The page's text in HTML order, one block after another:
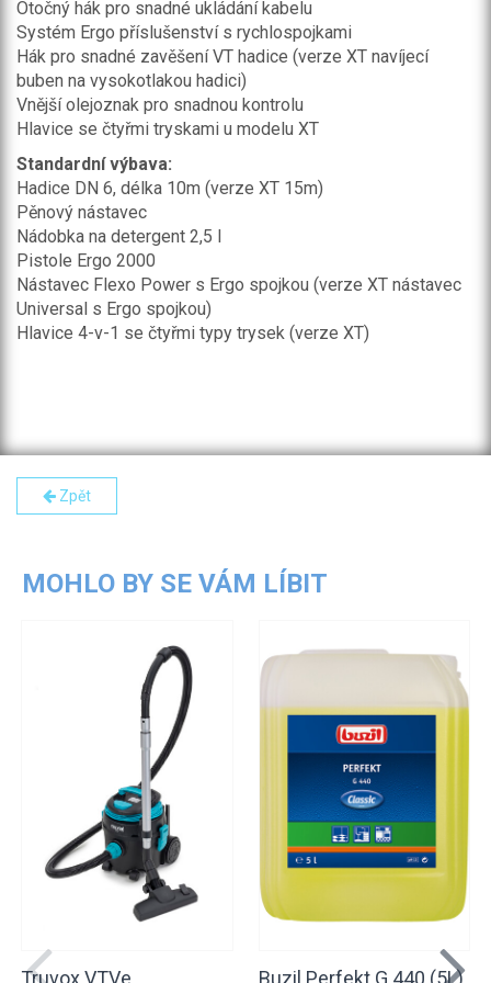
Otočný hák pro snadné ukládání kabelu
Systém Ergo příslušenství s rychlospojkami
Hák pro snadné zavěšení VT hadice (verze XT navíjecí
buben na vysokotlakou hadici)
Vnější olejoznak pro snadnou kontrolu
Hlavice se čtyřmi tryskami u modelu XT
Standardní výbava:
Hadice DN 6, délka 10m (verze XT 15m)
Pěnový nástavec
Nádobka na detergent 2,5 l
Pistole Ergo 2000
Nástavec Flexo Power s Ergo spojkou (verze XT nástavec
Universal s Ergo spojkou)
Hlavice 4-v-1 se čtyřmi typy trysek (verze XT)
Zpět
MOHLO BY SE VÁM LÍBIT
Truvox VTVe Buzil Perfekt G 440 (5L)